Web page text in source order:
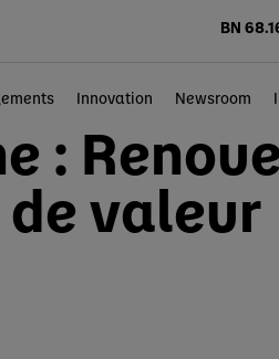
Innovation Newsroom
BN
:
valeur